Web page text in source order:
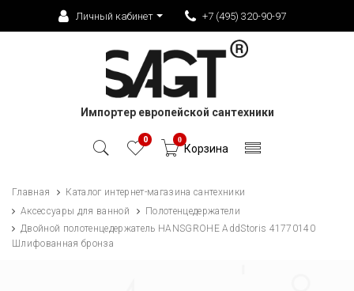
Личный кабинет +7 (495) 320-90-97
Импортер европейской сантехники
0 0
Корзина
Главная
Каталог интернет-магазина сантехники
Аксессуары для ванной
Полотенцедержатели
Двойной полотенцедержатель HANSGROHE AddStoris 41770140
Шлифованная бронза